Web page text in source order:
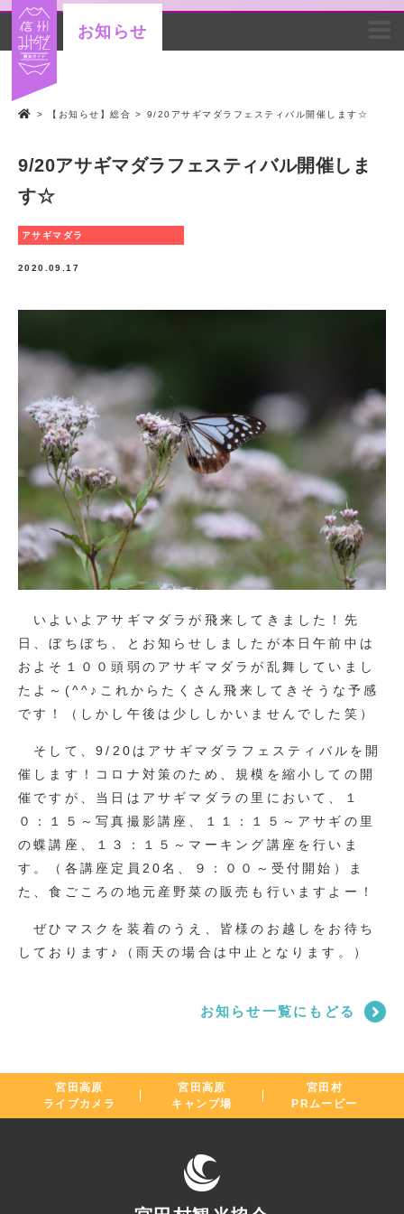
お知らせ
> 【お知らせ】総合 > 9/20アサギマダラフェスティバル開催します☆
9/20アサギマダラフェスティバル開催しま
す☆
アサギマダラ
2020.09.17
いよいよアサギマダラが飛来してきました！先
日、ぼちぼち、とお知らせしましたが本日午前中は
およそ１００頭弱のアサギマダラが乱舞していまし
たよ～(^^♪これからたくさん飛来してきそうな予感
です！（しかし午後は少ししかいませんでした笑）
そして、9/20はアサギマダラフェスティバルを開
催します！コロナ対策のため、規模を縮小しての開
催ですが、当日はアサギマダラの里において、１
０：１５～写真撮影講座、１１：１５～アサギの里
の蝶講座、１３：１５～マーキング講座を行いま
す。（各講座定員20名、９：００～受付開始）ま
た、食ごころの地元産野菜の販売も行いますよー！
ぜひマスクを装着のうえ、皆様のお越しをお待ち
しております♪（雨天の場合は中止となります。）
お知らせ一覧にもどる
宮田高原
ライブカメラ
宮田高原
キャンプ場
宮田村
PRムービー